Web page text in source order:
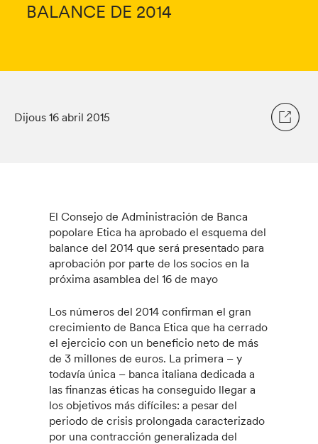
BALANCE DE 2014
Dijous 16 abril 2015
El Consejo de Administración de Banca
popolare Etica ha aprobado el esquema del
balance del 2014 que será presentado para
aprobación por parte de los socios en la
próxima asamblea del 16 de mayo
Los números del 2014 confirman el gran
crecimiento de Banca Etica que ha cerrado
el ejercicio con un beneficio neto de más
de 3 millones de euros. La primera – y
todavía única – banca italiana dedicada a
las finanzas éticas ha conseguido llegar a
los objetivos más difíciles: a pesar del
periodo de crisis prolongada caracterizado
por una contracción generalizada del